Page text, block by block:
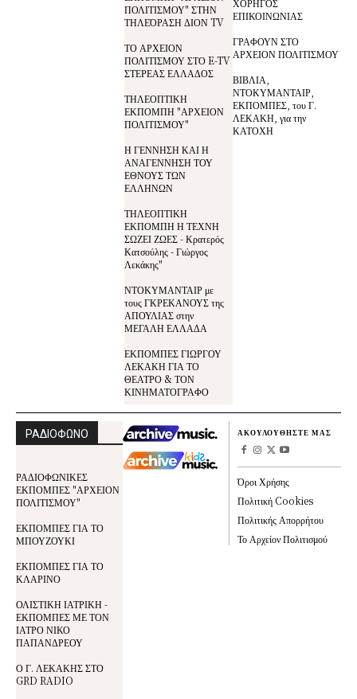
ΠΟΛΙΤΙΣΜΟΥ" ΣΤΗΝ
ΤΗΛΕΌΡΑΣΗ ΔΙΟΝ TV
ΤΟ ΑΡΧΕΙΟΝ
ΠΟΛΙΤΙΣΜΟΥ ΣΤΟ E-TV
ΣΤΕΡΕΑΣ ΕΛΛΑΔΟΣ
ΤΗΛΕΟΠΤΙΚΗ
ΕΚΠΟΜΠΗ "ΑΡΧΕΙΟΝ
ΠΟΛΙΤΙΣΜΟΥ"
Η ΓΕΝΝΗΣΗ ΚΑΙ Η
ΑΝΑΓΕΝΝΗΣΗ ΤΟΥ
ΕΘΝΟΥΣ ΤΩΝ
ΕΛΛΗΝΩΝ
ΤΗΛΕΟΠΤΙΚΗ
ΕΚΠΟΜΠΗ Η ΤΕΧΝΗ
ΣΩΖΕΙ ΖΩΕΣ - Κρατερός
Κατσούλης - Γιώργος
Λεκάκης"
ΝΤΟΚΥΜΑΝΤΑΙΡ με
τους ΓΚΡΕΚΑΝΟΥΣ της
ΑΠΟΥΛΙΑΣ στην
ΜΕΓΑΛΗ ΕΛΛΑΔΑ
ΕΚΠΟΜΠΕΣ ΓΙΩΡΓΟΥ
ΛΕΚΑΚΗ ΓΙΑ ΤΟ
ΘΕΑΤΡΟ & ΤΟΝ
ΚΙΝΗΜΑΤΟΓΡΑΦΟ
ΕΠΙΚΟΙΝΩΝΙΑΣ
ΓΡΑΦΟΥΝ ΣΤΟ
ΑΡΧΕΙΟΝ ΠΟΛΙΤΙΣΜΟΥ
ΒΙΒΛΙΑ,
ΝΤΟΚΥΜΑΝΤΑΙΡ,
ΕΚΠΟΜΠΕΣ, του Γ.
ΛΕΚΑΚΗ, για την
ΚΑΤΟΧΗ
ΡΑΔΙΟΦΩΝΟ
ΡΑΔΙΟΦΩΝΙΚΕΣ
ΕΚΠΟΜΠΕΣ "ΑΡΧΕΙΟΝ
ΠΟΛΙΤΙΣΜΟΥ"
ΕΚΠΟΜΠΕΣ ΓΙΑ ΤΟ
ΜΠΟΥΖΟΥΚΙ
ΕΚΠΟΜΠΕΣ ΓΙΑ ΤΟ
ΚΛΑΡΙΝΟ
ΟΛΙΣΤΙΚΗ ΙΑΤΡΙΚΗ -
ΕΚΠΟΜΠΕΣ ΜΕ ΤΟΝ
ΙΑΤΡΟ ΝΙΚΟ
ΠΑΠΑΝΔΡΕΟΥ
Ο Γ. ΛΕΚΑΚΗΣ ΣΤΟ
GRD RADIO
ΑΚΟΥΛΟΥΘΗΣΤΕ ΜΑΣ
Όροι Χρήσης
Πολιτική Cookies
Πολιτικής Απορρήτου
Το Αρχείον Πολιτισμού